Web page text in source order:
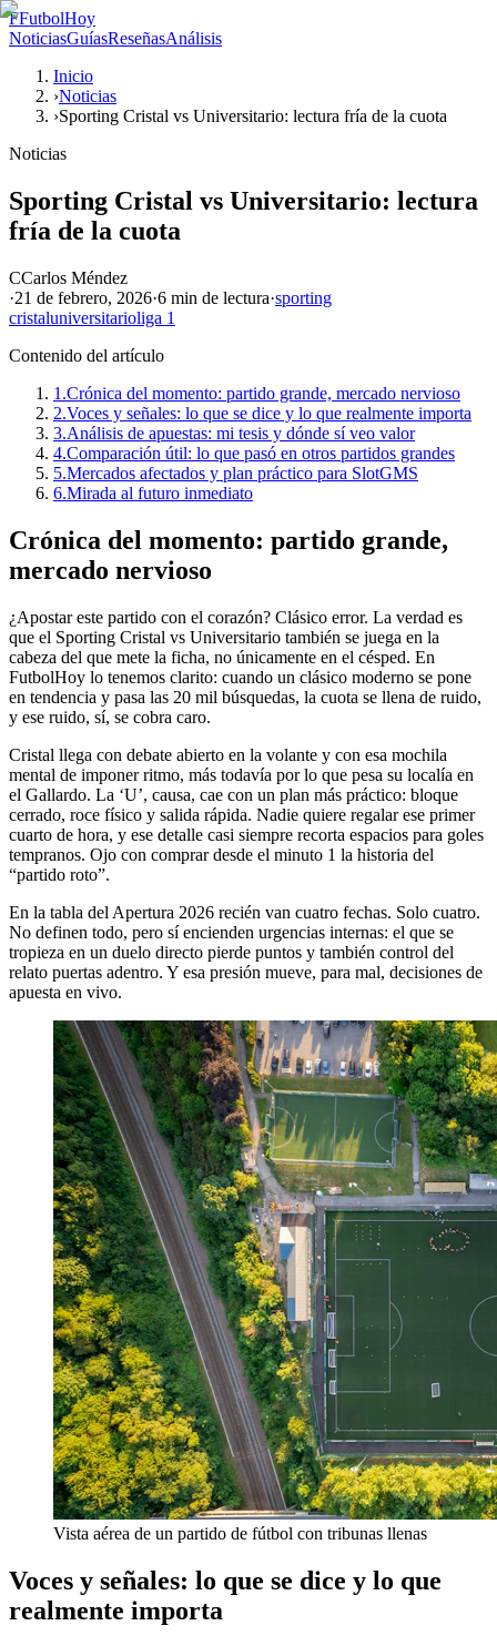
FFutbolHoy
NoticiasGuíasReseñasAnálisis
Inicio
›Noticias
›Sporting Cristal vs Universitario: lectura fría de la cuota
Noticias
Sporting Cristal vs Universitario: lectura
fría de la cuota
CCarlos Méndez
·21 de febrero, 2026·6 min de lectura·sporting
cristaluniversitarioliga 1
Contenido del artículo
1.Crónica del momento: partido grande, mercado nervioso
2.Voces y señales: lo que se dice y lo que realmente importa
3.Análisis de apuestas: mi tesis y dónde sí veo valor
4.Comparación útil: lo que pasó en otros partidos grandes
5.Mercados afectados y plan práctico para SlotGMS
6.Mirada al futuro inmediato
Crónica del momento: partido grande,
mercado nervioso
¿Apostar este partido con el corazón? Clásico error. La verdad es
que el Sporting Cristal vs Universitario también se juega en la
cabeza del que mete la ficha, no únicamente en el césped. En
FutbolHoy lo tenemos clarito: cuando un clásico moderno se pone
en tendencia y pasa las 20 mil búsquedas, la cuota se llena de ruido,
y ese ruido, sí, se cobra caro.
Cristal llega con debate abierto en la volante y con esa mochila
mental de imponer ritmo, más todavía por lo que pesa su localía en
el Gallardo. La ‘U’, causa, cae con un plan más práctico: bloque
cerrado, roce físico y salida rápida. Nadie quiere regalar ese primer
cuarto de hora, y ese detalle casi siempre recorta espacios para goles
tempranos. Ojo con comprar desde el minuto 1 la historia del
“partido roto”.
En la tabla del Apertura 2026 recién van cuatro fechas. Solo cuatro.
No definen todo, pero sí encienden urgencias internas: el que se
tropieza en un duelo directo pierde puntos y también control del
relato puertas adentro. Y esa presión mueve, para mal, decisiones de
apuesta en vivo.
Vista aérea de un partido de fútbol con tribunas llenas
Voces y señales: lo que se dice y lo que
realmente importa